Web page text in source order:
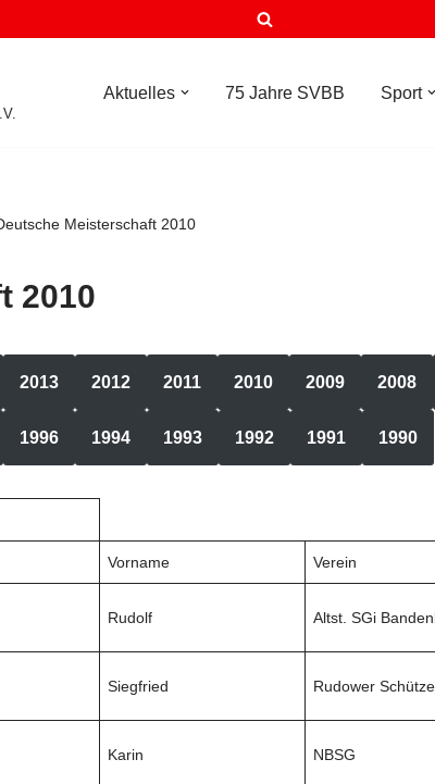
Aktuelles 75 Jahre SVBB Sport
Meisterschaft 2010
2010
2013 2012 2011 2010 2009 2008
1996 1994 1993 1992 1991 1990
Vorname Verein
Rudolf Altst. SGi
Siegfried Rudower
Karin NBSG